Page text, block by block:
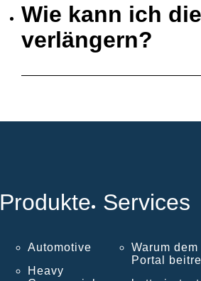
Wie kann ich
verlängern?
Produkte
Automotive
Heavy
Services
Warum
Portal